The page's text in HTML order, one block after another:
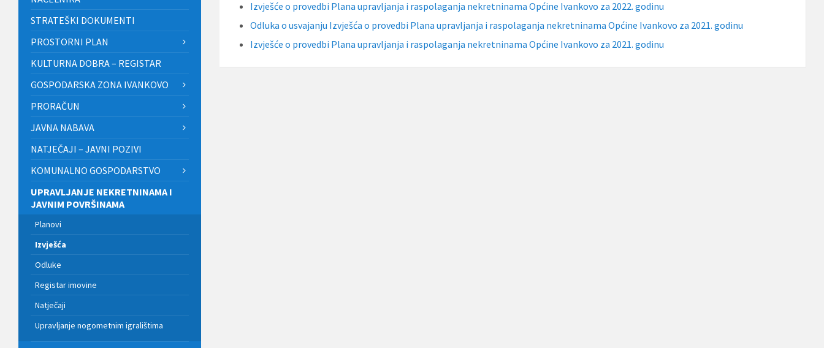
Izvješće o provedbi Plana upravljanja i raspolaganja nekretninama Općine Ivankovo za 2022. godinu
Odluka o usvajanju Izvješća o provedbi Plana upravljanja i raspolaganja nekretninama Općine Ivankovo za 2021. godinu
Izvješće o provedbi Plana upravljanja i raspolaganja nekretninama Općine Ivankovo za 2021. godinu
STRATEŠKI DOKUMENTI
PROSTORNI PLAN
KULTURNA DOBRA – REGISTAR
GOSPODARSKA ZONA IVANKOVO
PRORAČUN
JAVNA NABAVA
NATJEČAJI – JAVNI POZIVI
KOMUNALNO GOSPODARSTVO
UPRAVLJANJE NEKRETNINAMA I
JAVNIM POVRŠINAMA
Planovi
Izvješća
Odluke
Registar imovine
Natječaji
Upravljanje nogometnim igralištima